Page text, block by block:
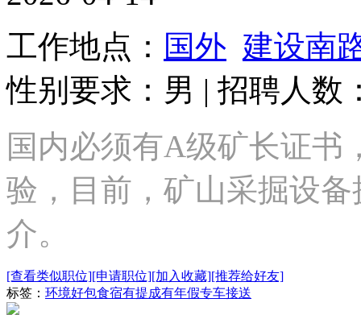
工作地点： 国外 建设南
性别要求：男 | 招聘人数
国内必须有A级矿长证书
验，目前，矿山采掘设
介。
[查看类似职位][申请职位][加入收藏][推荐给好友]
标签： 环境好包食宿有提成有年假专车接送